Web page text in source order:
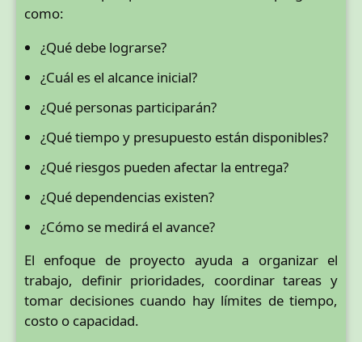
como:
¿Qué debe lograrse?
¿Cuál es el alcance inicial?
¿Qué personas participarán?
¿Qué tiempo y presupuesto están disponibles?
¿Qué riesgos pueden afectar la entrega?
¿Qué dependencias existen?
¿Cómo se medirá el avance?
El enfoque de proyecto ayuda a organizar el
trabajo, definir prioridades, coordinar tareas y
tomar decisiones cuando hay límites de tiempo,
costo o capacidad.